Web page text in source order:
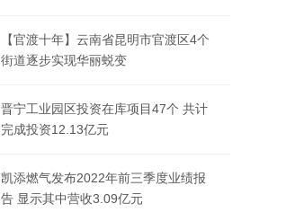
【官渡十年】云南省昆明市官渡区4个
街道逐步实现华丽蜕变
晋宁工业园区投资在库项目47个 共计
完成投资12.13亿元
凯添燃气发布2022年前三季度业绩报
告 显示其中营收3.09亿元